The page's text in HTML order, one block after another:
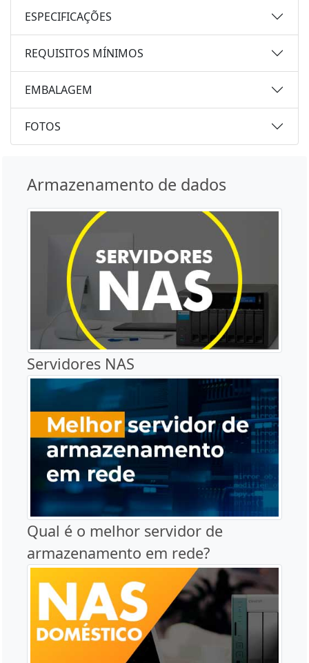
ESPECIFICAÇÕES
REQUISITOS MÍNIMOS
EMBALAGEM
FOTOS
Armazenamento de dados
Servidores NAS
Qual é o melhor servidor de
armazenamento em rede?